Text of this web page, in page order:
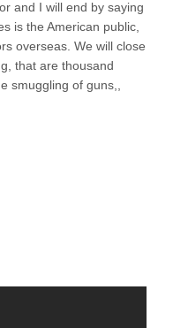
and I will end by saying
is the American public,
overseas. We will close
that are thousand
smuggling of guns,,